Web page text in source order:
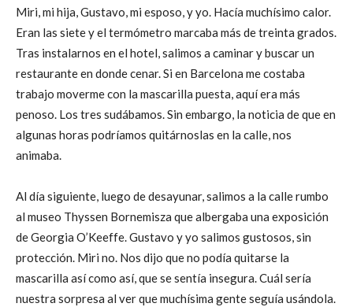
Miri, mi hija, Gustavo, mi esposo, y yo. Hacía muchísimo calor.
Eran las siete y el termómetro marcaba más de treinta grados.
Tras instalarnos en el hotel, salimos a caminar y buscar un
restaurante en donde cenar. Si en Barcelona me costaba
trabajo moverme con la mascarilla puesta, aquí era más
penoso. Los tres sudábamos. Sin embargo, la noticia de que en
algunas horas podríamos quitárnoslas en la calle, nos
animaba.
Al día siguiente, luego de desayunar, salimos a la calle rumbo
al museo Thyssen Bornemisza que albergaba una exposición
de Georgia O’Keeffe. Gustavo y yo salimos gustosos, sin
protección. Miri no. Nos dijo que no podía quitarse la
mascarilla así como así, que se sentía insegura. Cuál sería
nuestra sorpresa al ver que muchísima gente seguía usándola.